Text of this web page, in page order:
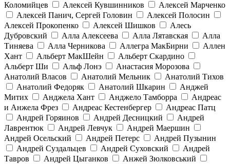
Коломийцев
Алексей Кувшинников
Алексей Марченко
Алексей Панич, Сергей Головин
Алексей Полосин
Алексей Прокопенко
Алексей Шишков
Алесь
Дубровский
Алла Алексеева Алла Лятавская
Алла
Тиняева
Алла Черникова Аллегра МакБирни
Аллен
Хант
Альберт МакШейн
Альберт Скардино
Альберт Ши
Альф Лонэ
Анастасия Морозова
Анатолий Власов
Анатолий Мельник
Анатолий Тихов
Анатолий Федоряк
Анатолий Шкарин
Анджей
Митих
Анджела Хант Анджело Тамборра
Андреас
и Анжела Фрез
Андреас Кестенбергер
Андреас Патц
Андрей Горяинов
Андрей Десницкий
Андрей
Лаврентюк
Андрей Левчук
Андрей Маершин
Андрей Осельский
Андрей Петерс
Андрей Пузынин
Андрей Суздальцев
Андрей Суховский
Андрей
Тавров
Андрей Цыганков
Анжей Зюлковський